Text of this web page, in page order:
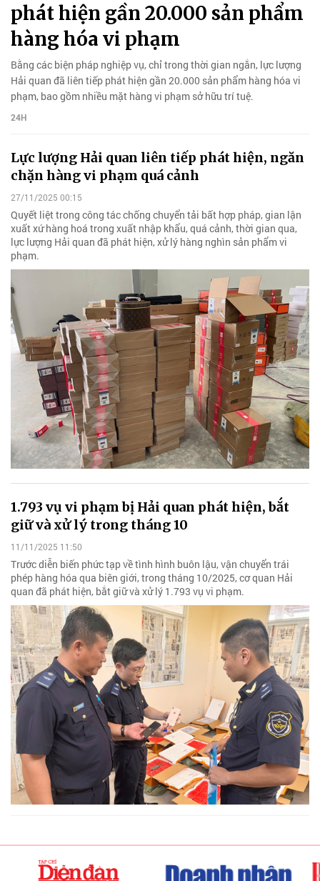
phát hiện gần 20.000 sản phẩm
hàng hóa vi phạm
Bằng các biện pháp nghiệp vụ, chỉ trong thời gian ngắn, lực lượng
Hải quan đã liên tiếp phát hiện gần 20.000 sản phẩm hàng hóa vi
phạm, bao gồm nhiều mặt hàng vi phạm sở hữu trí tuệ.
24H
Lực lượng Hải quan liên tiếp phát hiện, ngăn
chặn hàng vi phạm quá cảnh
27/11/2025 00:15
Quyết liệt trong công tác chống chuyển tải bất hợp pháp, gian lận
xuất xứ hàng hoá trong xuất nhập khẩu, quá cảnh, thời gian qua,
lực lượng Hải quan đã phát hiện, xử lý hàng nghìn sản phẩm vi
phạm.
1.793 vụ vi phạm bị Hải quan phát hiện, bắt
giữ và xử lý trong tháng 10
11/11/2025 11:50
Trước diễn biến phức tạp về tình hình buôn lậu, vận chuyển trái
phép hàng hóa qua biên giới, trong tháng 10/2025, cơ quan Hải
quan đã phát hiện, bắt giữ và xử lý 1.793 vụ vi phạm.